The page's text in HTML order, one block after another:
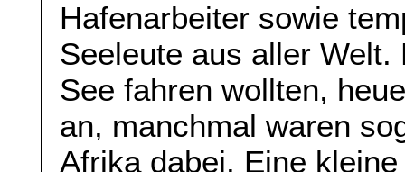
Hafenarbeiter sowie
Seeleute aus aller
See fahren wollten,
an, manchmal waren
Afrika dabei. Eine